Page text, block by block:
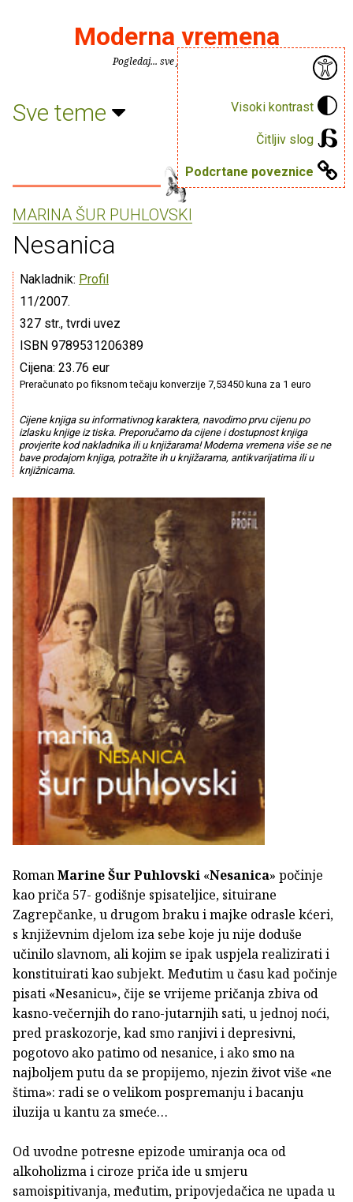
Visoki kontrast
Čitljiv slog
Podcrtane poveznice
Moderna vremena
Pogledaj... sve je puno knjiga.
Sve teme
MARINA ŠUR PUHLOVSKI
Nesanica
Nakladnik: Profil
11/2007.
327 str., tvrdi uvez
ISBN 9789531206389
Cijena: 23.76 eur
Preračunato po fiksnom tečaju konverzije 7,53450 kuna za 1 euro
Cijene knjiga su informativnog karaktera, navodimo prvu cijenu po
izlasku knjige iz tiska. Preporučamo da cijene i dostupnost knjiga
provjerite kod nakladnika ili u knjižarama! Moderna vremena više se ne
bave prodajom knjiga, potražite ih u knjižarama, antikvarijatima ili u
knjižnicama.
RomanMarine Šur Puhlovski «Nesanica» počinje
kao priča 57- godišnje spisateljice, situirane
Zagrepčanke, u drugom braku i majke odrasle kćeri,
s književnim djelom iza sebe koje ju nije doduše
učinilo slavnom, ali kojim se ipak uspjela realizirati i
konstituirati kao subjekt. Međutim u času kad počinje
pisati «Nesanicu», čije se vrijeme pričanja zbiva od
kasno-večernjih do rano-jutarnjih sati, u jednoj noći,
pred praskozorje, kad smo ranjivi i depresivni,
pogotovo ako patimo od nesanice, i ako smo na
najboljem putu da se propijemo, njezin život više «ne
štima»: radi se o velikom pospremanju i bacanju
iluzija u kantu za smeće…
Od uvodne potresne epizode umiranja oca od
alkoholizma i ciroze priča ide u smjeru
samoispitivanja, međutim, pripovjedačica ne upada u